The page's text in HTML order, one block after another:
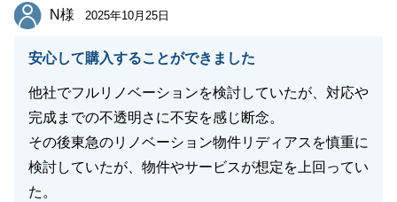
N様
N様 2025年10月25日
安心して購入することができました
他社でフルリノベーションを検討していたが、対応や
完成までの不透明さに不安を感じ断念。
その後東急のリノベーション物件リディアスを慎重に
検討していたが、物件やサービスが想定を上回ってい
た。